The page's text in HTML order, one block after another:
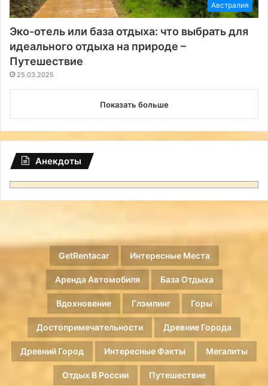
Австралия
Эко-отель или база отдыха: что выбрать для
идеального отдыха на природе –
Путешествие
25.03.2025
Показать больше
Анекдоты
GetRentacar Интересные Места
Аренда Автомобиля База Отдыха
Вдохновение Глэмпинг Горы
Достопримечательности Древние Города
Древний Город Интересные Факты Мегалиты
Отдых В России Путешествие